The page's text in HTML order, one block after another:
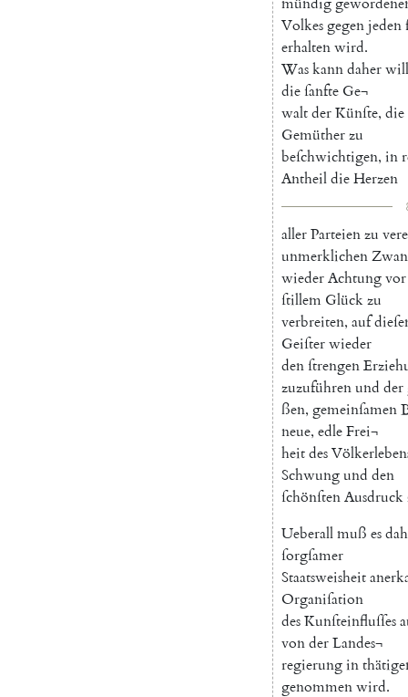
Volkesgegenjeden
erhaltenwird.
Waskanndaher
dieſanfte Ge¬
waltderKünſte, die
Gemütherzu
beſchwichtigen, in
AntheildieHerzen
allerParteienzu
unmerklichen
wiederAchtungvor
ſtillem Glückzu
verbreiten, auf
Geiſterwieder
denſtrengen
zuzuführenund der
ßen, gemeinſamen
neue, edleFrei¬
heitdes
Schwungund den
ſchönſtenAusdruck
Ueberallmuß es
ſorgſamer
Staatsweisheit
Organiſation
desKunſteinfluſſes
vonderLandes¬
regierungin
genommenwird.